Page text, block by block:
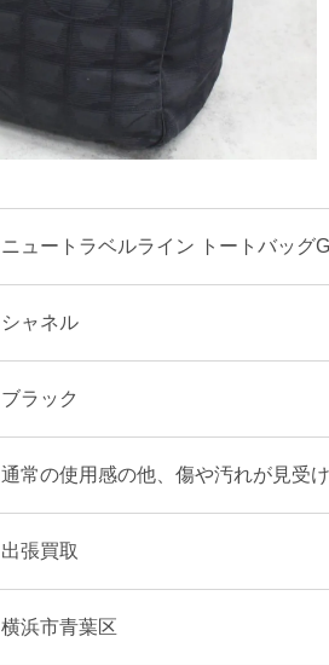
ニュートラベルライン トートバッグ
シャネル
ブラック
通常の使用感の他、傷や汚れが見受
出張買取
横浜市青葉区